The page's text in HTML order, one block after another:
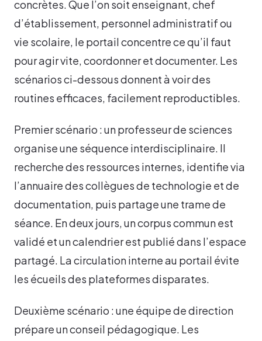
concrètes. Que l’on soit enseignant, chef
d’établissement, personnel administratif ou
vie scolaire, le portail concentre ce qu’il faut
pour agir vite, coordonner et documenter. Les
scénarios ci-dessous donnent à voir des
routines efficaces, facilement reproductibles.
Premier scénario : un professeur de sciences
organise une séquence interdisciplinaire. Il
recherche des ressources internes, identifie via
l’annuaire des collègues de technologie et de
documentation, puis partage une trame de
séance. En deux jours, un corpus commun est
validé et un calendrier est publié dans l’espace
partagé. La circulation interne au portail évite
les écueils des plateformes disparates.
Deuxième scénario : une équipe de direction
prépare un conseil pédagogique. Les